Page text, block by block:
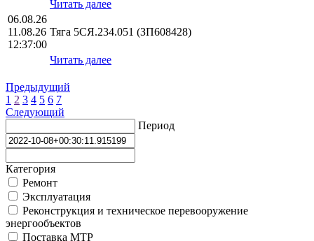
Читать далее
06.08.26
11.08.26
12:37:00
Тяга 5СЯ.234.051 (ЗП608428)
Читать далее
Предыдущий
1 2 3 4 5 6 7
Следующий
Период
Категория
Ремонт
Эксплуатация
Реконструкция и техническое перевооружение
энергообъектов
Поставка МТР